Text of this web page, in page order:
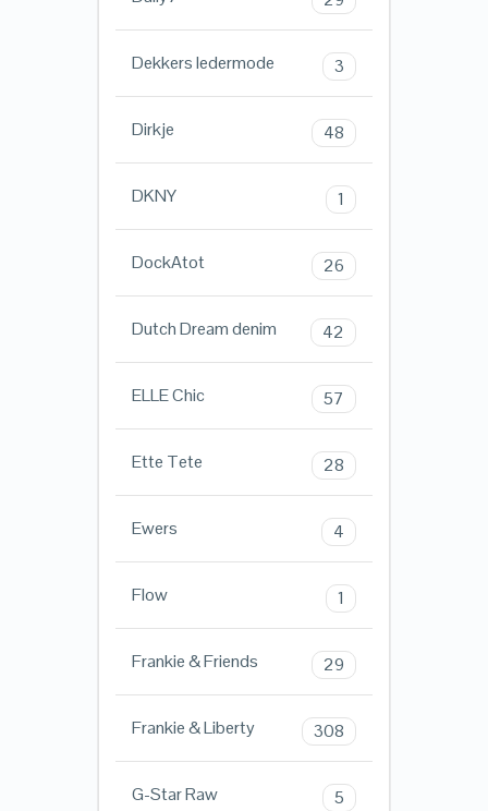
Dekkers ledermode 3
Dirkje 48
DKNY 1
DockAtot 26
Dutch Dream denim 42
ELLE Chic 57
Ette Tete 28
Ewers 4
Flow 1
Frankie & Friends 29
Frankie & Liberty 308
G-Star Raw 5